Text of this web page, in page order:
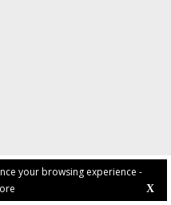
your browsing experience -
X